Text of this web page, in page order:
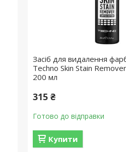
Засіб для видалення
Techno Skin Stain
200 мл
315 ₴
Готово до відправки
Купити